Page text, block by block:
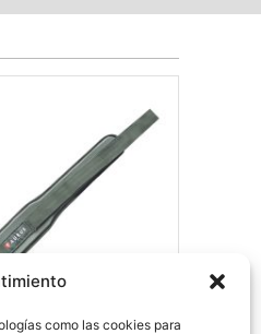
como las cookies para